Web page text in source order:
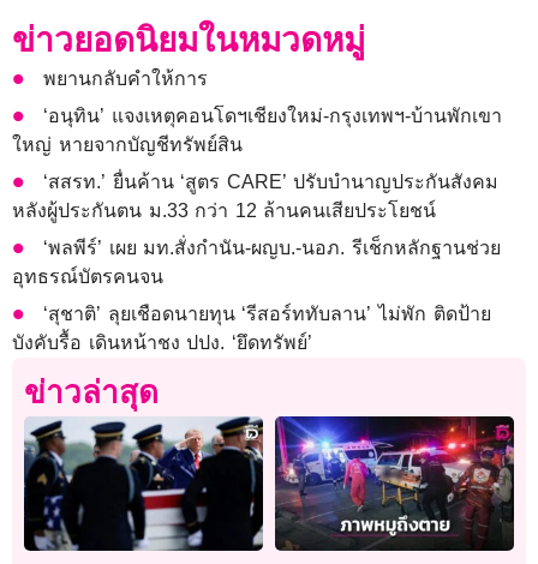
ข่าวยอดนิยมในหมวดหมู่
พยานกลับคำให้การ
‘อนุทิน’ แจงเหตุคอนโดฯเชียงใหม่-กรุงเทพฯ-บ้านพักเขา
ใหญ่ หายจากบัญชีทรัพย์สิน
‘สสรท.’ ยื่นค้าน ‘สูตร CARE’ ปรับบำนาญประกันสังคม
หลังผู้ประกันตน ม.33 กว่า 12 ล้านคนเสียประโยชน์
‘พลพีร์’ เผย มท.สั่งกำนัน-ผญบ.-นอภ. รีเช็กหลักฐานช่วย
อุทธรณ์บัตรคนจน
‘สุชาติ’ ลุยเชือดนายทุน ‘รีสอร์ททับลาน’ ไม่พัก ติดป้าย
บังคับรื้อ เดินหน้าชง ปปง. ‘ยึดทรัพย์’
ข่าวล่าสุด